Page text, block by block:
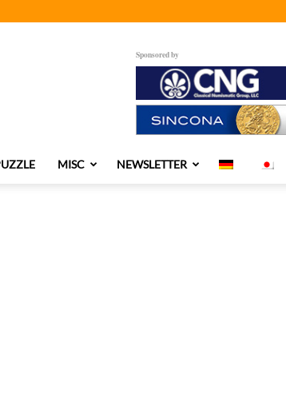
Sponsored by
MISC NEWSLETTER